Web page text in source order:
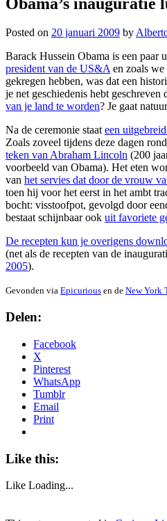
Posted on 20 januari 2009 by
Barack Hussein Obama is een paar
president van de US&Aen zoals we
gekregen hebben, was dat een
je net geschiedenis hebt geschreven
van je land te worden? Je gaat
Na de ceremonie staateen
Zoals zoveel tijdens deze dagen
teken van Abraham Lincoln (200
voorbeeld van Obama). Het eten
van het servies dat door de vrouw
toen hij voor het eerst in het ambt
bocht: visstoofpot, gevolgd door
bestaat schijnbaar ook uit favoriete
De recepten kun je overigens
(net als de recepten van de
2005).
Gevonden via Epicurious en de New York
Delen:
Facebook
X
Pinterest
WhatsApp
Tumblr
Email
Print
Like this:
Like Loading...